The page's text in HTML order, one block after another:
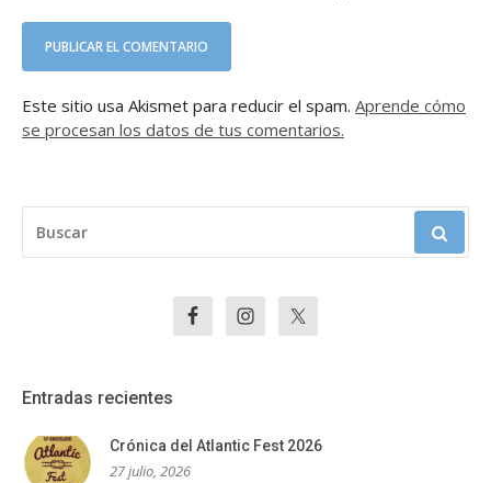
Este sitio usa Akismet para reducir el spam. Aprende cómo
se procesan los datos de tus comentarios.
Entradas recientes
Crónica del Atlantic Fest 2026
27 julio, 2026